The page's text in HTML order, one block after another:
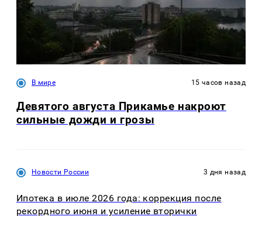
В мире 15 часов назад
Девятого августа Прикамье накроют
сильные дожди и грозы
Новости России 3 дня назад
Ипотека в июле 2026 года: коррекция после
рекордного июня и усиление вторички